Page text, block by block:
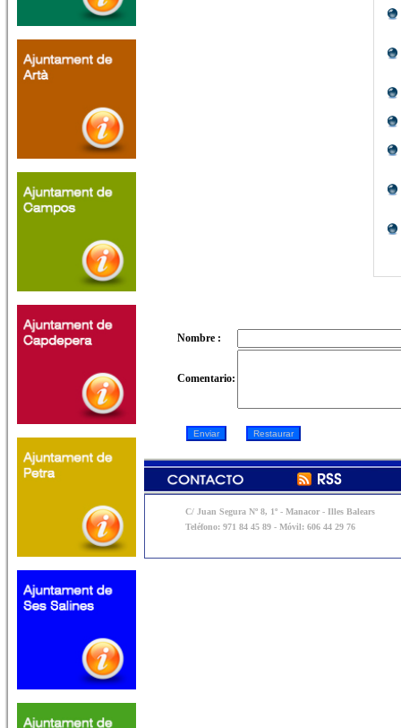
Nombre :
Comentario:
C/ Juan Segura Nº 8, 1º - Manacor - Illes Balears
Teléfono: 971 84 45 89 - Móvil: 606 44 29 76